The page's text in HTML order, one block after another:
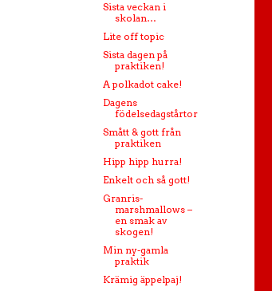
Sista veckan i
skolan…
Lite off topic
Sista dagen på
praktiken!
A polkadot cake!
Dagens
födelsedagstårtor
Smått & gott från
praktiken
Hipp hipp hurra!
Enkelt och så gott!
Granris-
marshmallows –
en smak av
skogen!
Min ny-gamla
praktik
Krämig äppelpaj!